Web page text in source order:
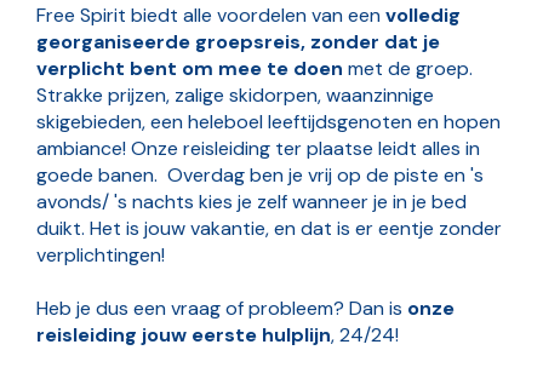
Free Spirit biedt alle voordelen van eenvolledig
georganiseerde groepsreis, zonder dat je
verplicht bent om mee te doen met de groep.
Strakke prijzen, zalige skidorpen, waanzinnige
skigebieden, een heleboel leeftijdsgenoten en hopen
ambiance! Onze reisleiding ter plaatse leidt alles in
goede banen. Overdag ben je vrij op de piste en 's
avonds/ 's nachts kies je zelf wanneer je in je bed
duikt. Het is jouw vakantie, en dat is er eentje zonder
verplichtingen!
Heb je dus een vraag of probleem? Dan is onze
reisleiding jouw eerste hulplijn, 24/24!